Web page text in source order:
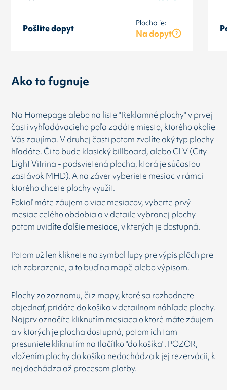
Pošlite dopyt
Plocha je:
Na dopyt
Ako to fugnuje
Na Homepage alebo na liste "Reklamné plochy" v prvej
časti vyhľadávacieho poľa zadáte miesto, ktorého okolie
Vás zaujíma. V druhej časti potom zvolíte aký typ plochy
hľadáte. Či to bude klasický billboard, alebo CLV (City
Light Vitrina - podsvietená plocha, ktorá je súčasťou
zastávok MHD). A na záver vyberiete mesiac v rámci
ktorého chcete plochy využit.
Pokiaľ máte záujem o viac mesiacov, vyberte prvý
mesiac celého obdobia a v detaile vybranej plochy
potom uvidíte ďalšie mesiace, v kterých je dostupná.
Potom už len kliknete na symbol lupy pre výpis plôch pre
ich zobrazenie, a to buď na mapě alebo výpisom.
Plochy zo zoznamu, či z mapy, ktoré sa rozhodnete
objednať, pridáte do košíka v detailnom náhľade plochy.
Najprv označíte kliknutím mesiaca o ktoré máte záujem
a v ktorých je plocha dostupná, potom ich tam
presuniete kliknutím na tlačítko "do košíka". POZOR,
vložením plochy do košíka nedochádza k jej rezervácii, k
nej dochádza až procesom platby.